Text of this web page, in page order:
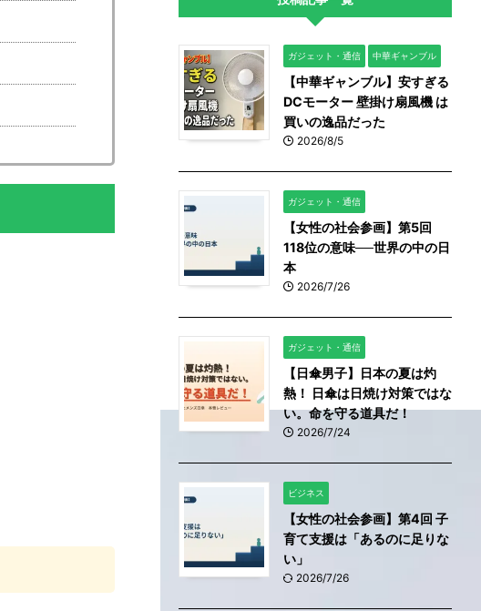
ガジェット・通信 中華ギャンブル
【中華ギャンブル】安すぎる
DCモーター 壁掛け扇風機 は
買いの逸品だった
2026/8/5
ガジェット・通信
【女性の社会参画】第5回
118位の意味──世界の中の日
本
2026/7/26
ガジェット・通信
【日傘男子】日本の夏は灼
熱！ 日傘は日焼け対策ではな
い。命を守る道具だ！
2026/7/24
ビジネス
【女性の社会参画】第4回 子
育て支援は「あるのに足りな
い」
2026/7/26